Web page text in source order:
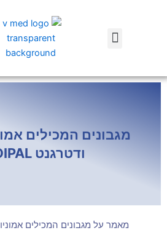
Menu
מגבונים המכילים
ודטרגנט MEDIPAL
מאמר על מגבונים המכילים